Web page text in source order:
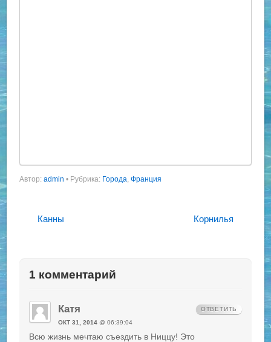
Автор:admin • Рубрика: Города,Франция
Канны Корнилья
1 комментарий
Катя
ОКТ 31, 2014@ 06:39:04
Всю жизнь мечтаю съездить в Ниццу! Это
ОТВЕТИТЬ